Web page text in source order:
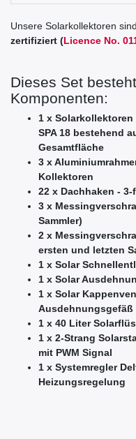
Unsere Solarkollektoren
zertifiziert (Licence No.
Dieses Set
Komponenten:
1 x Solarkollektoren
SPA 18 bestehend
Gesamtfläche
3 x
Kollektoren
22 x Dachhaken -
3 x
Sammler)
2 x
ersten und letzten
1 x Solar
1 x Solar
1 x Solar
Ausdehnungsgefäß
1 x 40 Liter
1 x 2-Strang
mit PWM Signal
1 x Systemregler
Heizungsregelung